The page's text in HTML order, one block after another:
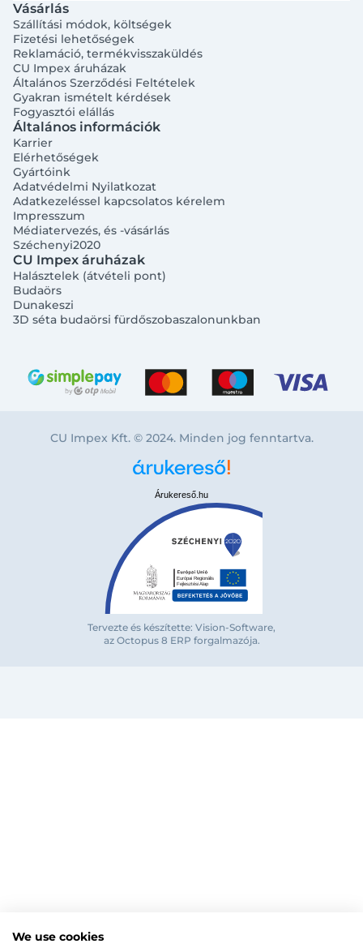
Bejelentkezés közösségi fiókkal
MOZGÁSKORLÁTOZOTT TERMÉKEK
ZUHANYKABINOK/AJTÓK
Radiátorok
Vásárlás
Szállítási módok, költségek
Fizetési lehetőségek
Reklamáció, termékvisszaküldés
CU Impex áruházak
Általános Szerződési Feltételek
Gyakran ismételt kérdések
Fogyasztói elállás
Általános információk
Karrier
Elérhetőségek
Gyártóink
Adatvédelmi Nyilatkozat
Adatkezeléssel kapcsolatos kérelem
Impresszum
Médiatervezés, és -vásárlás
Széchenyi2020
CU Impex áruházak
Halásztelek (átvételi pont)
Budaörs
Dunakeszi
3D séta budaörsi fürdőszobaszalonunkban
CU Impex Kft. © 2024. Minden jog fenntartva.
Árukereső.hu
Tervezte és készítette: Vision-Software,
az Octopus 8 ERP forgalmazója.
We use cookies